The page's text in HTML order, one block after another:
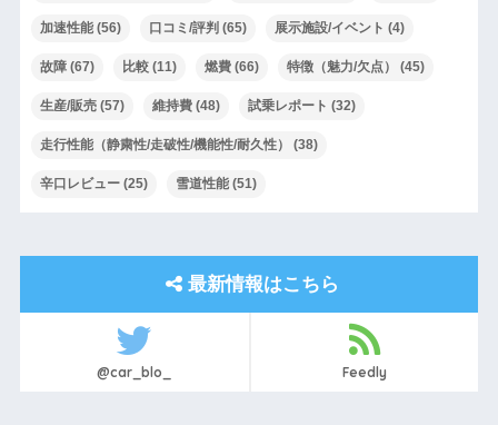
加速性能(56) 口コミ/評判 (65) 展示施設/イベント (4)
故障(67) 比較(11) 燃費(66) 特徴（魅力/欠点） (45)
生産/販売(57) 維持費(48) 試乗レポート (32)
走行性能（静粛性/走破性/機能性/耐久性） (38)
辛口レビュー(25) 雪道性能(51)
最新情報はこちら
@car_blo_ Feedly